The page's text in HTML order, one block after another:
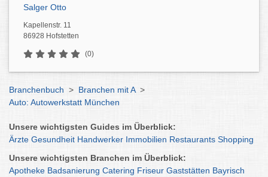
Salger Otto
Kapellenstr. 11
86928 Hofstetten
(0)
Branchenbuch > Branchen mit A >
Auto: Autowerkstatt München
Unsere wichtigsten Guides im Überblick:
Ärzte Gesundheit Handwerker Immobilien Restaurants Shopping
Unsere wichtigsten Branchen im Überblick:
Apotheke Badsanierung Catering Friseur Gaststätten Bayrisch